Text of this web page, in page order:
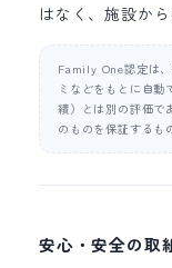
はなく、施設か
Family One認定は
ミなどをもとに自
績）とは別の評価で
のものを保証するも
安心・安全の取